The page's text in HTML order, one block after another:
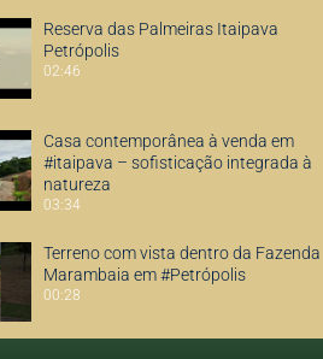
Reserva das Palmeiras Itaipava
Petrópolis
02:46
Casa contemporânea à venda em
#itaipava – sofisticação integrada à
natureza
03:34
Terreno com vista dentro da Fazenda
Marambaia em #Petrópolis
00:28